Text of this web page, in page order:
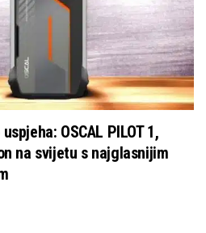
OSCAL PILOT 1,
na svijetu s najglasnijim